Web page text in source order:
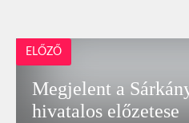
ELŐZŐ
Megjelent a
hivatalos előzetese